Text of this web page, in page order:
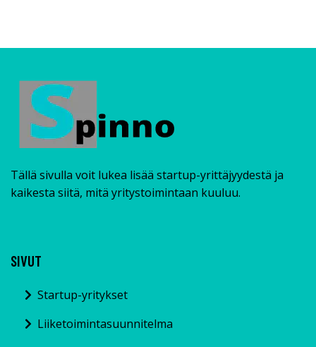
Tällä sivulla voit lukea lisää startup-yrittäjyydestä ja
kaikesta siitä, mitä yritystoimintaan kuuluu.
SIVUT
Startup-yritykset
Liiketoimintasuunnitelma